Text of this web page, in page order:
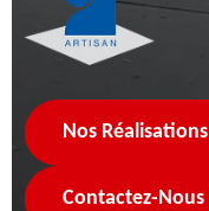
Nos Réalisations
Contactez-Nous